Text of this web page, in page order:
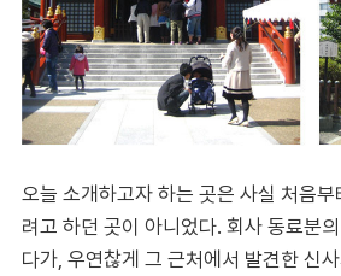
오늘 소개하고자 하는 곳은 사실 처음
려고 하던 곳이 아니었다. 회사 동료분
다가, 우연찮게 그 근처에서 발견한 신